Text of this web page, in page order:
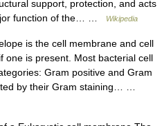
support, protection, and acts
function of the… …
Wikipedia
is the cell membrane and cell
one is present. Most bacterial cell
Gram positive and Gram
by their Gram staining… …